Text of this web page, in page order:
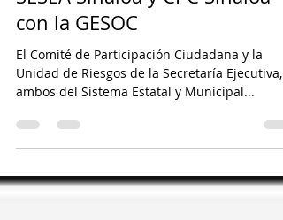
Reunión de Trabajo de la
con la GESOC
El Comité de Participación Ciudadana y la
Unidad de Riesgos de la Secretaría Ejecutiva,